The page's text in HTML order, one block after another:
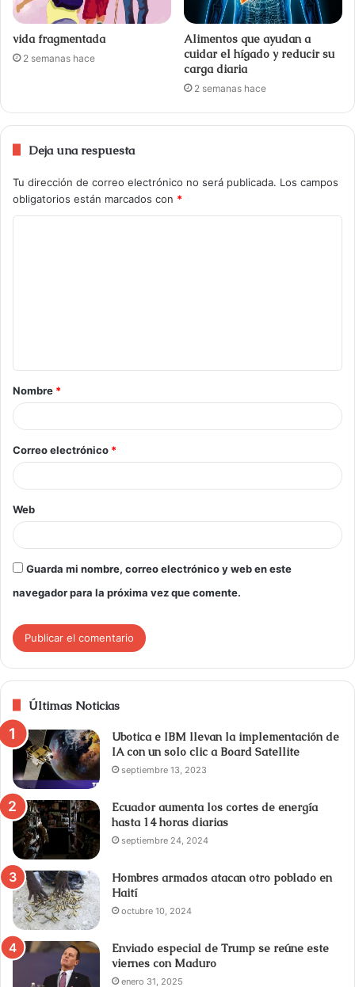
vida fragmentada
2 semanas hace
Alimentos que ayudan a
cuidar el hígado y reducir su
carga diaria
2 semanas hace
Deja una respuesta
Tu dirección de correo electrónico no será publicada. Los campos
obligatorios están marcados con *
Nombre *
Correo electrónico *
Web
Guarda mi nombre, correo electrónico y web en este
navegador para la próxima vez que comente.
Últimas Noticias
Ubotica e IBM llevan la implementación de
IA con un solo clic a Board Satellite
septiembre 13, 2023
Ecuador aumenta los cortes de energía
hasta 14 horas diarias
septiembre 24, 2024
Hombres armados atacan otro poblado en
Haití
octubre 10, 2024
Enviado especial de Trump se reúne este
viernes con Maduro
enero 31, 2025